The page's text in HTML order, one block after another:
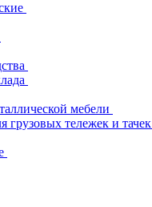
мебели
грузовых тележек и тачек